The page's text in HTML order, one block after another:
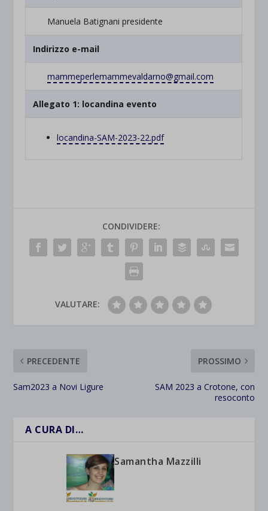
Manuela Batignani presidente
Indirizzo e-mail
mammeperlemammevaldarno@gmail.com
Allegato 1: locandina evento
locandina-SAM-2023-22.pdf
CONDIVIDERE:
VALUTARE:
PRECEDENTE
Sam2023 a Novi Ligure
PROSSIMO
SAM 2023 a Crotone, con
resoconto
A CURA DI…
Samantha Mazzilli